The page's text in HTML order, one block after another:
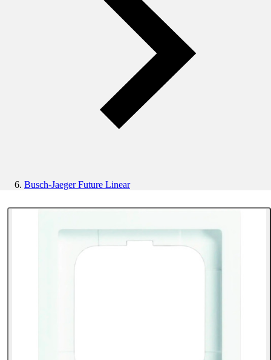
Busch-Jaeger Future Linear